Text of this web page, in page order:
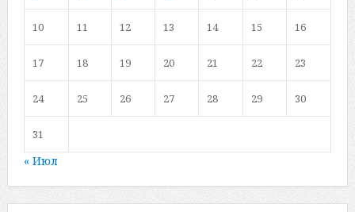
10 11 12 13 14 15 16
17 18 19 20 21 22 23
24 25 26 27 28 29 30
31
« Июл